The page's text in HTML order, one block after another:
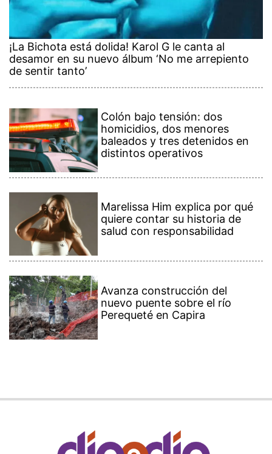
¡La Bichota está dolida! Karol G le canta al
desamor en su nuevo álbum ‘No me arrepiento
de sentir tanto’
Colón bajo tensión: dos
homicidios, dos menores
baleados y tres detenidos en
distintos operativos
Marelissa Him explica por qué
quiere contar su historia de
salud con responsabilidad
Avanza construcción del
nuevo puente sobre el río
Perequeté en Capira